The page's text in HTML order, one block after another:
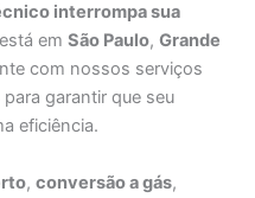
interrompa sua
emSão Paulo,Grande
com nossos serviços
garantir que seu
eficiência.
,conversão a gás,